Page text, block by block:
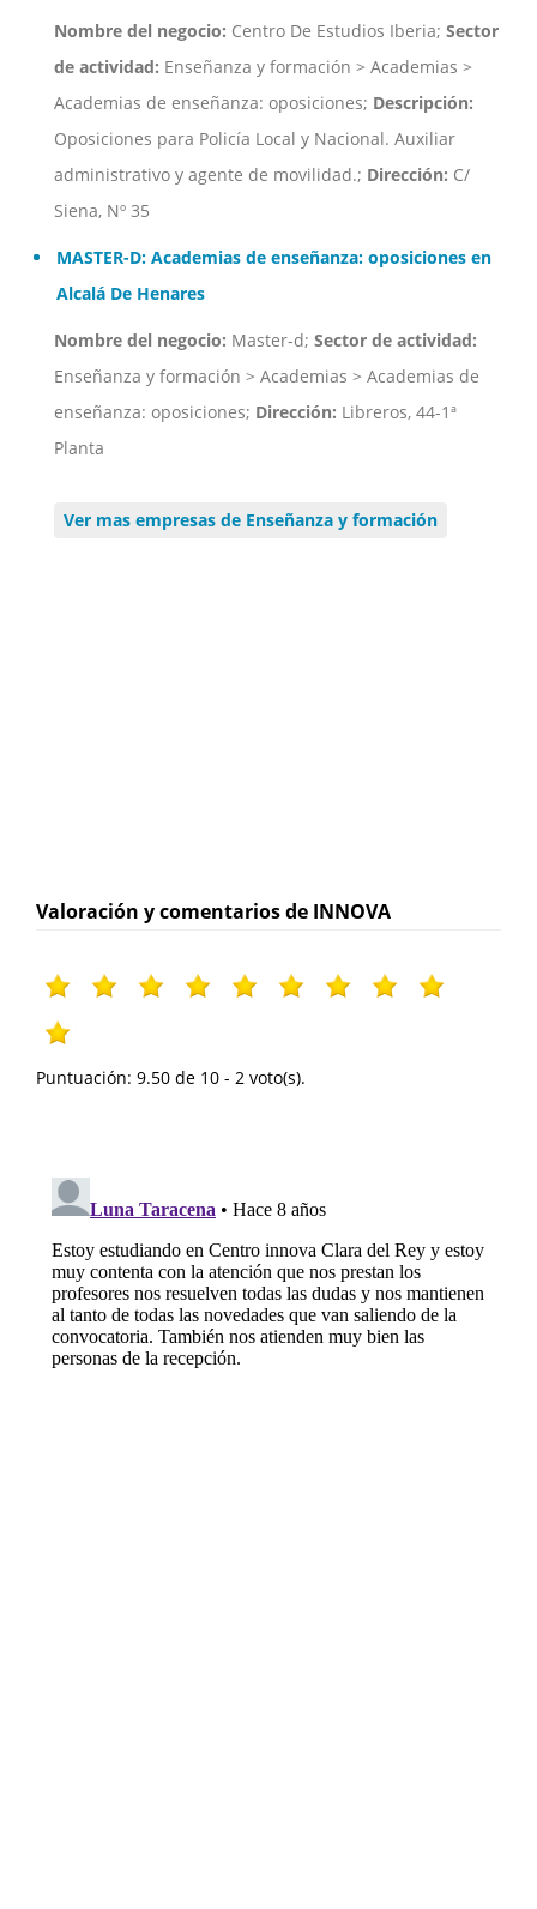
Nombre del negocio: Centro De Estudios Iberia; Sector
de actividad: Enseñanza y formación > Academias >
Academias de enseñanza: oposiciones; Descripción:
Oposiciones para Policía Local y Nacional. Auxiliar
administrativo y agente de movilidad.; Dirección: C/
Siena, Nº 35
MASTER-D: Academias de enseñanza: oposiciones en
Alcalá De Henares
Nombre del negocio: Master-d; Sector de actividad:
Enseñanza y formación > Academias > Academias de
enseñanza: oposiciones; Dirección: Libreros, 44-1ª
Planta
Ver mas empresas de Enseñanza y formación
Valoración y comentarios de INNOVA
Puntuación: 9.50 de 10 - 2 voto(s).